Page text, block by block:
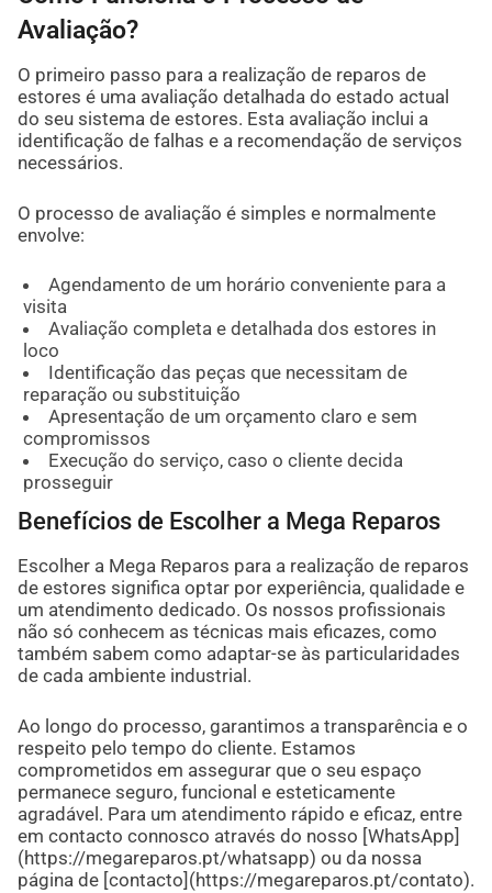
Avaliação?
O primeiro passo para a realização de reparos de
estores é uma avaliação detalhada do estado actual
do seu sistema de estores. Esta avaliação inclui a
identificação de falhas e a recomendação de serviços
necessários.
O processo de avaliação é simples e normalmente
envolve:
Agendamento de um horário conveniente para a
visita
Avaliação completa e detalhada dos estores in
loco
Identificação das peças que necessitam de
reparação ou substituição
Apresentação de um orçamento claro e sem
compromissos
Execução do serviço, caso o cliente decida
prosseguir
Benefícios de Escolher a Mega Reparos
Escolher a Mega Reparos para a realização de reparos
de estores significa optar por experiência, qualidade e
um atendimento dedicado. Os nossos profissionais
não só conhecem as técnicas mais eficazes, como
também sabem como adaptar-se às particularidades
de cada ambiente industrial.
Ao longo do processo, garantimos a transparência e o
respeito pelo tempo do cliente. Estamos
comprometidos em assegurar que o seu espaço
permanece seguro, funcional e esteticamente
agradável. Para um atendimento rápido e eficaz, entre
em contacto connosco através do nosso [WhatsApp]
(https://megareparos.pt/whatsapp) ou da nossa
página de [contacto](https://megareparos.pt/contato).